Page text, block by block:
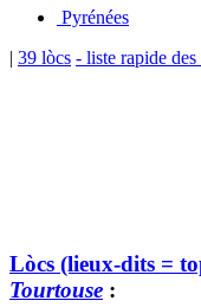
Pyrénées
| 39 lòcs - liste rapide des
Lòcs (lieux-dits =
Tourtouse :